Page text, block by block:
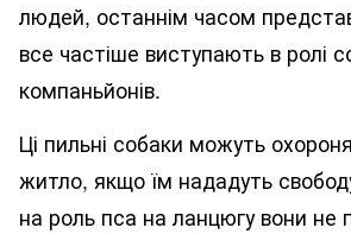
людей, останнім часом
все частіше виступають в ролі
компаньйонів.
Ці пильні собаки можуть
житло, якщо їм нададуть
на роль пса на ланцюгу вони не